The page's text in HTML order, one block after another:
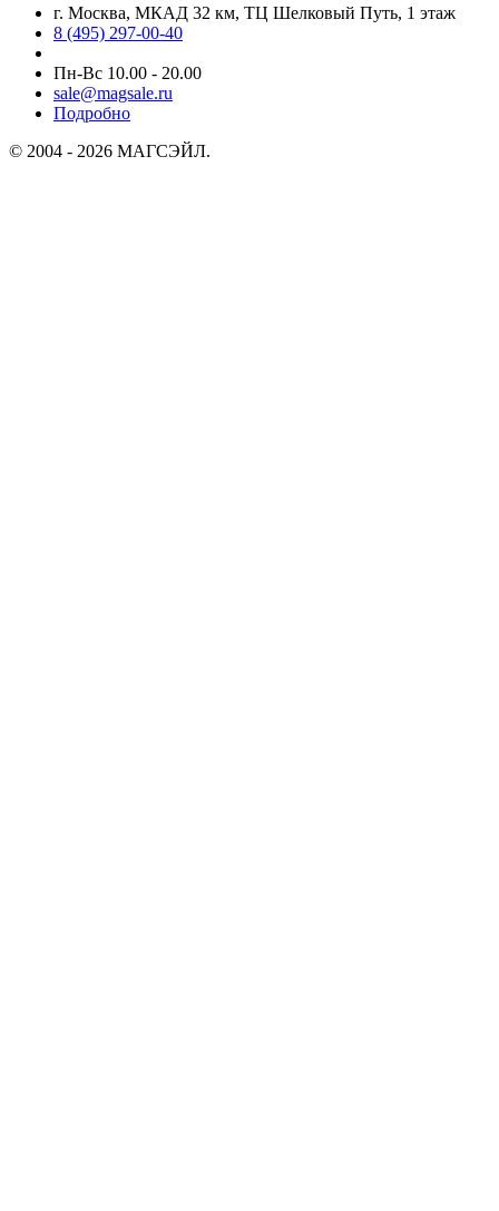
г. Москва, МКАД 32 км, ТЦ Шелковый Путь, 1 этаж
8 (495) 297-00-40
Пн-Вс 10.00 - 20.00
sale@magsale.ru
Подробно
© 2004 - 2026 МАГСЭЙЛ.